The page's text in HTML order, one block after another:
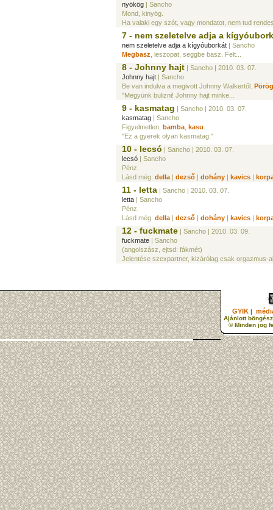
nyökög | Sancho
Mond, kinyög.
Ha valaki egy szót, vagy mondatot, nem tud
7 - nem szeletelve adja a
nem szeletelve adja a kígyóuborkát | Sancho
Megbasz , leszopat, seggbe basz. Felt...
8 - Johnny hajt | Sancho | 2010. 03. 07.
Johnny hajt | Sancho
Be van indulva a megivott Johnny Walkertől. Pörög
"Megyünk bulizni! Johnny hajt minke...
9 - kasmatag | Sancho | 2010. 03. 07.
kasmatag | Sancho
Figyelmetlen, bamba kasu
"Ez a gyerek olyan kasmatag."
10 - lecsó | Sancho | 2010. 03. 07.
lecsó | Sancho
Pénz.
Lásd még: della | dezső | dohány | kavics |
11 - letta | Sancho | 2010. 03. 07.
letta | Sancho
Pénz.
Lásd még: della | dezső | dohány | kavics |
12 - fuckmate | Sancho | 2010. 03. 09.
fuckmate | Sancho
(angolszász, ejtsd: fákmét)
Jelentése szexpartner, kizárólag csak orgazmus-
GYIK |
Ajánlott
© Minden jog